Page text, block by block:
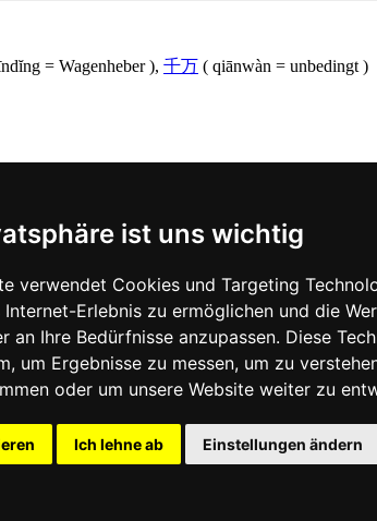
ist uns wichtig
verwendet Cookies und Targeting
Internet-Erlebnis zu ermöglichen und die
an Ihre Bedürfnisse anzupassen. Diese
um Ergebnisse zu messen, um zu
oder um unsere Website weiter zu
Ich lehne ab Einstellungen ändern
= Wagenheber ), 千万 ( qiānwàn = unbedingt )